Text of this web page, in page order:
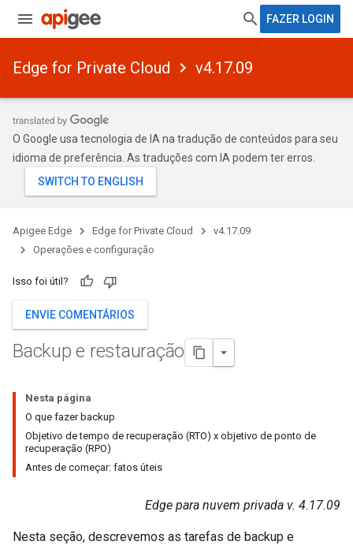
FAZER LOGIN
Edge for Private Cloud v4.17.09
O Google usa tecnologia de IA na tradução de conteúdos para seu
idioma de preferência. As traduções com IA podem ter erros.
Apigee Edge Edge for Private Cloud
v4.17.09
Operações e configuração
Isso foi útil?
ENVIE COMENTÁRIOS
Backup e restauração
Nesta página
O que fazer backup
Objetivo de tempo de recuperação (RTO) x objetivo de ponto de
recuperação (RPO)
Antes de começar: fatos úteis
Edge para nuvem privada v. 4.17.09
Nesta seção, descrevemos as tarefas de backup e